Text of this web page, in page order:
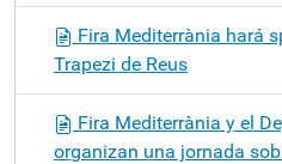
Fira Mediterrània hará
Trapezi de Reus
Fira Mediterrània y el
organizan una jornada